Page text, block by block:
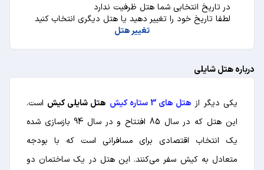
در تاریخ انتخابی شما هتل ظرفیت ندارد
لطفا تاریخ خود را تغییر دهید یا هتل دیگری انتخاب کنید
تغییر هتل
درباره هتل شایلی
یکی دیگر از هتل های 3 ستاره کیش هتل شايلي كيش است.
این هتل که در سال 85 افتتاح و در سال 94 بازسازی شده
یک انتخاب اقتصادی برای مسافرانی است که با بودجه
متعادل به کیش سفر می‌کنند. این هتل در یک ساختمان دو